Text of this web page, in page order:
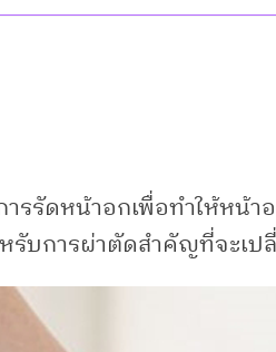
ารรัดหน้าอกเพื่อทำให้ห
รับการผ่าตัดสำคัญที่จะเป